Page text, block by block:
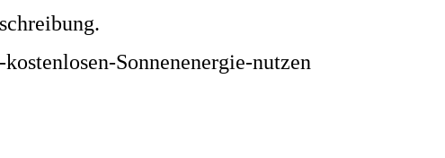
Sonnenenergie-nutzen